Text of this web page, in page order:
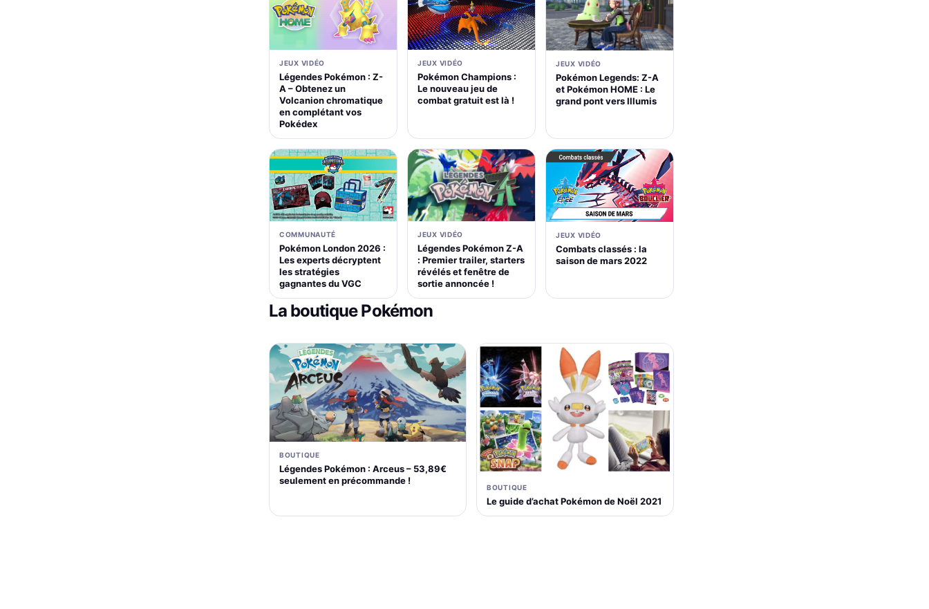
JEUX VIDÉO
Légendes Pokémon : Z-
A – Obtenez un
Volcanion chromatique
en complétant vos
Pokédex
JEUX VIDÉO
Pokémon Champions :
Le nouveau jeu de
combat gratuit est là !
JEUX VIDÉO
Pokémon Legends: Z-A
et Pokémon HOME : Le
grand pont vers Illumis
COMMUNAUTÉ
Pokémon London 2026 :
Les experts décryptent
les stratégies
gagnantes du VGC
JEUX VIDÉO
Légendes Pokémon Z-A
: Premier trailer, starters
révélés et fenêtre de
sortie annoncée !
JEUX VIDÉO
Combats classés : la
saison de mars 2022
La boutique Pokémon
BOUTIQUE
Légendes Pokémon : Arceus – 53,89€
seulement en précommande !
BOUTIQUE
Le guide d’achat Pokémon de Noël 2021